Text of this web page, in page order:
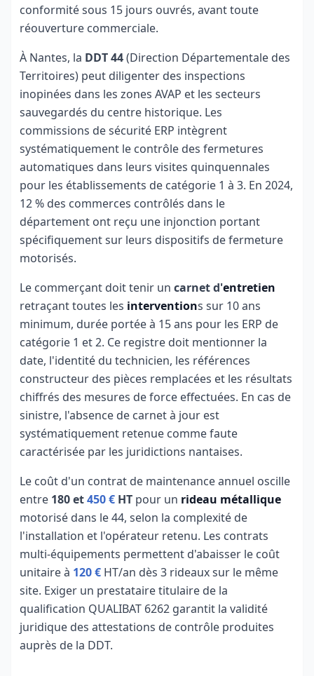
conformité sous 15 jours ouvrés, avant toute
réouverture commerciale.
À Nantes, la DDT 44(Direction Départementale des
Territoires) peut diligenter des inspections
inopinées dans les zones AVAP et les secteurs
sauvegardés du centre historique. Les
commissions de sécurité ERP intègrent
systématiquement le contrôle des fermetures
automatiques dans leurs visites quinquennales
pour les établissements de catégorie 1 à 3. En 2024,
12 % des commerces contrôlés dans le
département ont reçu une injonction portant
spécifiquement sur leurs dispositifs de fermeture
motorisés.
Le commerçant doit tenir un carnet d'entretien
retraçant toutes les interventions sur 10 ans
minimum, durée portée à 15 ans pour les ERP de
catégorie 1 et 2. Ce registre doit mentionner la
date, l'identité du technicien, les références
constructeur des pièces remplacées et les résultats
chiffrés des mesures de force effectuées. En cas de
sinistre, l'absence de carnet à jour est
systématiquement retenue comme faute
caractérisée par les juridictions nantaises.
Le coût d'un contrat de maintenance annuel oscille
entre 180 et450 € HT pour un rideau métallique
motorisé dans le 44, selon la complexité de
l'installation et l'opérateur retenu. Les contrats
multi-équipements permettent d'abaisser le coût
unitaire à 120 € HT/an dès 3 rideaux sur le même
site. Exiger un prestataire titulaire de la
qualification QUALIBAT 6262 garantit la validité
juridique des attestations de contrôle produites
auprès de la DDT.